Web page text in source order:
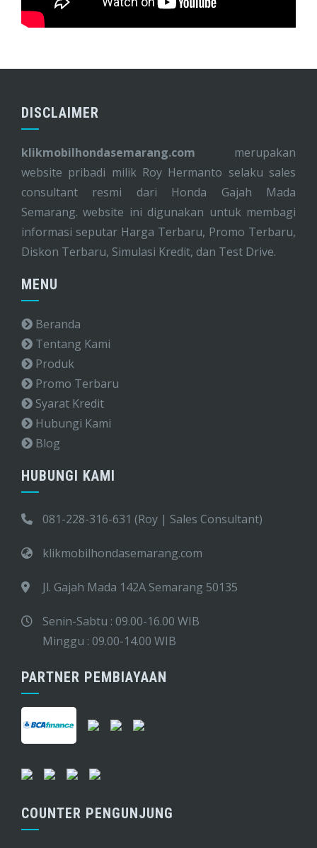
DISCLAIMER
klikmobilhondasemarang.com merupakan
website pribadi milik Roy Hermanto selaku sales
consultant resmi dari Honda Gajah Mada
Semarang. website ini digunakan untuk membagi
informasi seputar Harga Terbaru, Promo Terbaru,
Diskon Terbaru, Simulasi Kredit, dan Test Drive.
MENU
Beranda
Tentang Kami
Produk
Promo Terbaru
Syarat Kredit
Hubungi Kami
Blog
HUBUNGI KAMI
081-228-316-631 (Roy | Sales Consultant)
klikmobilhondasemarang.com
Jl. Gajah Mada 142A Semarang 50135
Senin-Sabtu : 09.00-16.00 WIB
Minggu : 09.00-14.00 WIB
PARTNER PEMBIAYAAN
COUNTER PENGUNJUNG